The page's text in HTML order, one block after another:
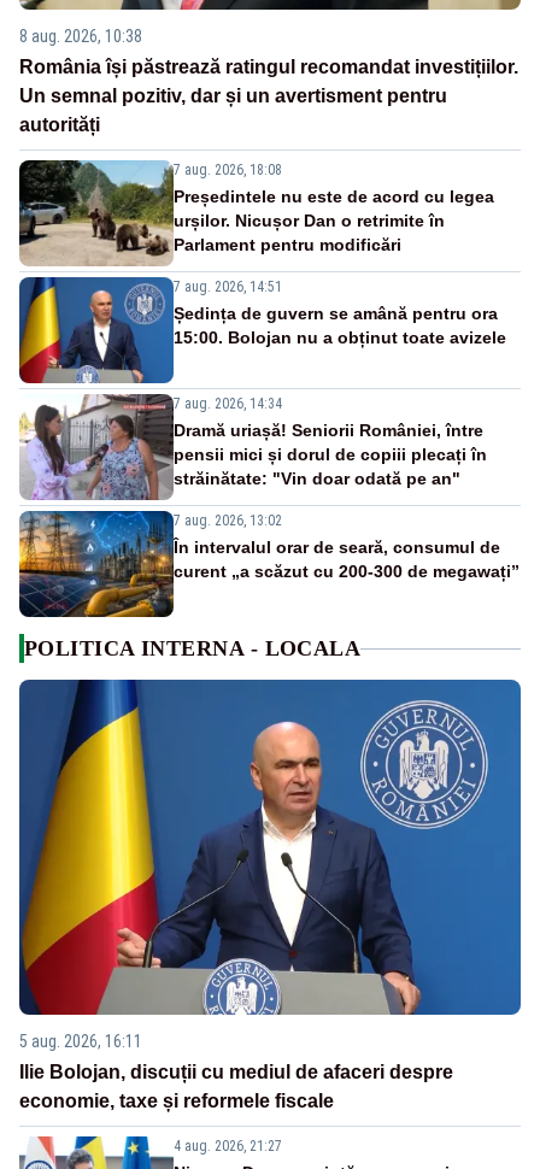
8 aug. 2026, 10:38
România își păstrează ratingul recomandat investițiilor.
Un semnal pozitiv, dar și un avertisment pentru
autorități
7 aug. 2026, 18:08
Președintele nu este de acord cu legea
urșilor. Nicușor Dan o retrimite în
Parlament pentru modificări
7 aug. 2026, 14:51
Ședința de guvern se amână pentru ora
15:00. Bolojan nu a obținut toate avizele
7 aug. 2026, 14:34
Dramă uriașă! Seniorii României, între
pensii mici și dorul de copiii plecați în
străinătate: "Vin doar odată pe an"
7 aug. 2026, 13:02
În intervalul orar de seară, consumul de
curent „a scăzut cu 200-300 de megawați”
POLITICA INTERNA - LOCALA
5 aug. 2026, 16:11
Ilie Bolojan, discuții cu mediul de afaceri despre
economie, taxe și reformele fiscale
4 aug. 2026, 21:27